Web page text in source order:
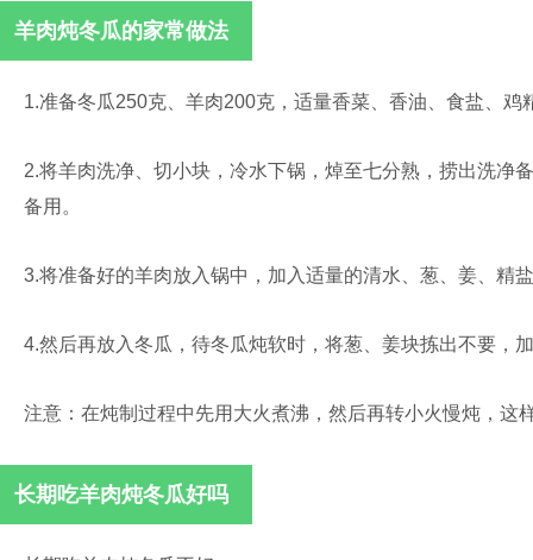
羊肉炖冬瓜的家常做法
1.准备冬瓜250克、羊肉200克，适量香菜、香油、食盐、鸡
2.将羊肉洗净、切小块，冷水下锅，焯至七分熟，捞出洗净
备用。
3.将准备好的羊肉放入锅中，加入适量的清水、葱、姜、精
4.然后再放入冬瓜，待冬瓜炖软时，将葱、姜块拣出不要，
注意：在炖制过程中先用大火煮沸，然后再转小火慢炖，这
长期吃羊肉炖冬瓜好吗